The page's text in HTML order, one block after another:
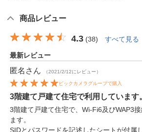
商品レビュー
4.3 (38) すべて見る
最新レビュー
匿名 さん （2021/2/12にレビュー）
ビックカメラグループで購入
3階建て戸建て住宅で利用しています
3階建て戸建て住宅で、Wi-Fi6及びWAP3
ます。
SIDとパスワードを記述したシートが付属